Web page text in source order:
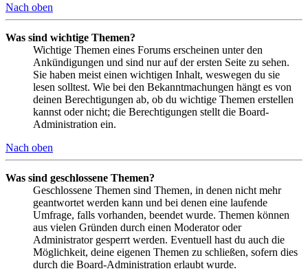
Nach oben
Was sind wichtige Themen?
Wichtige Themen eines Forums erscheinen unter den
Ankündigungen und sind nur auf der ersten Seite zu sehen.
Sie haben meist einen wichtigen Inhalt, weswegen du sie
lesen solltest. Wie bei den Bekanntmachungen hängt es von
deinen Berechtigungen ab, ob du wichtige Themen erstellen
kannst oder nicht; die Berechtigungen stellt die Board-
Administration ein.
Nach oben
Was sind geschlossene Themen?
Geschlossene Themen sind Themen, in denen nicht mehr
geantwortet werden kann und bei denen eine laufende
Umfrage, falls vorhanden, beendet wurde. Themen können
aus vielen Gründen durch einen Moderator oder
Administrator gesperrt werden. Eventuell hast du auch die
Möglichkeit, deine eigenen Themen zu schließen, sofern dies
durch die Board-Administration erlaubt wurde.